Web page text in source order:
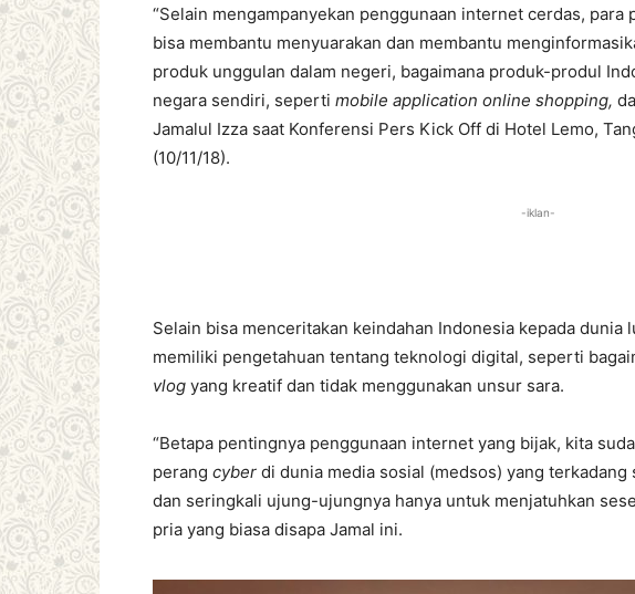
“Selain mengampanyekan penggunaan internet cerdas,
bisa membantu menyuarakan dan membantu
produk unggulan dalam negeri, bagaimana produk-produl
negara sendiri, seperti mobile application online shopping,
Jamalul Izza saat Konferensi Pers Kick Off di Hotel Lemo,
(10/11/18).
-iklan-
Selain bisa menceritakan keindahan Indonesia kepada dunia
memiliki pengetahuan tentang teknologi digital, seperti
vlog yang kreatif dan tidak menggunakan unsur sara.
“Betapa pentingnya penggunaan internet yang bijak, kita
perang cyber di dunia media sosial (medsos) yang
dan seringkali ujung-ujungnya hanya untuk menjatuhkan
pria yang biasa disapa Jamal ini.